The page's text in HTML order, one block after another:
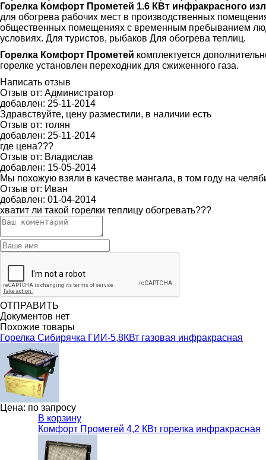
Горелка Комфорт Прометей 1.6 КВт инфракрасного
для обогрева рабочих мест в производственных
общественных помещениях с временным пребыванием
условиях. Для туристов, рыбаков Для обогрева теплиц.
Горелка Комфорт Прометей комплектуется
горелке установлен переходник для сжиженного газа.
Написать отзыв
Отзыв от: Администратор
добавлен: 25-11-2014
Здравствуйте, цену разместили, в наличии есть
Отзыв от: толян
добавлен: 25-11-2014
где цена???
Отзыв от: Владислав
добавлен: 15-05-2014
Мы похожую взяли в качестве мангала, в том году на
Отзыв от: Иван
добавлен: 01-04-2014
хватит ли такой горелки теплицу обогревать???
ОТПРАВИТЬ
Документов нет
Похожие товары
Горелка Сибирячка ГИИ-5,8КВт газовая инфракрасная
Цена: по запросу
В корзину
Комфорт Прометей 4,2 КВт горелка инфракрасная